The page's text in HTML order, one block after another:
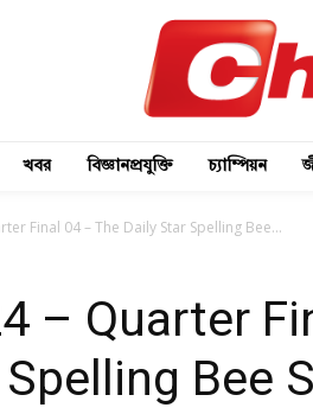
খবর বিজ্ঞানপ্রযুক্তি চ্যাম্পিয়ন
Final 04 – The Daily Star Spelling Bee...
– Quarter
Bee